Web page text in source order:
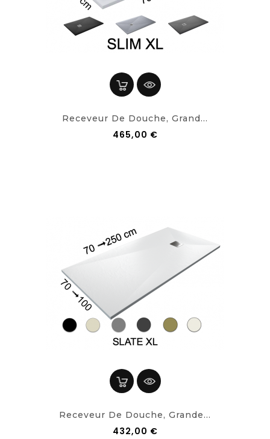
Receveur De Douche, Grand...
465,00 €
Receveur De Douche, Grande...
432,00 €